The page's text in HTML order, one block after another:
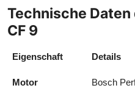
Technische
CF 9
Eigenschaft Details
Motor Bosch